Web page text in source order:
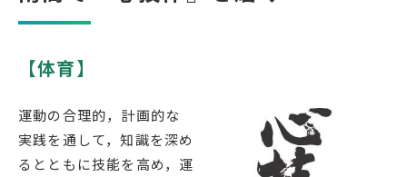
教科ガイド
校長室より
保健室より
【体育】
運動の合理的，計画的な
実践を通して，知識を深め
るとともに技能を高め，運